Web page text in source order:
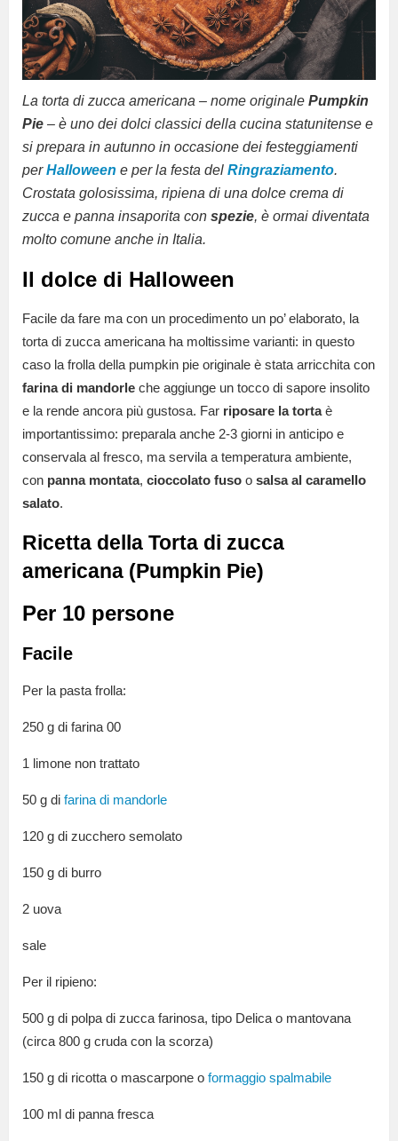
La torta di zucca americana – nome originale Pumpkin
Pie – è uno dei dolci classici della cucina statunitense e
si prepara in autunno in occasione dei festeggiamenti
perHalloween e per la festa del Ringraziamento.
Crostata golosissima, ripiena di una dolce crema di
zucca e panna insaporita con spezie, è ormai diventata
molto comune anche in Italia.
Il dolce di Halloween
Facile da fare ma con un procedimento un po’ elaborato, la
torta di zucca americana ha moltissime varianti: in questo
caso la frolla della pumpkin pie originale è stata arricchita con
farina di mandorle che aggiunge un tocco di sapore insolito
e la rende ancora più gustosa. Far riposare la tortaè
importantissimo: preparala anche 2-3 giorni in anticipo e
conservala al fresco, ma servila a temperatura ambiente,
con panna montata, cioccolato fuso o salsa al caramello
salato.
Ricetta della Torta di zucca
americana (Pumpkin Pie)
Per 10 persone
Facile
Per la pasta frolla:
250 g di farina 00
1 limone non trattato
50 g di farina di mandorle
120 g di zucchero semolato
150 g di burro
2 uova
sale
Per il ripieno:
500 g di polpa di zucca farinosa, tipo Delica o mantovana
(circa 800 g cruda con la scorza)
150 g di ricotta o mascarpone o formaggio spalmabile
100 ml di panna fresca